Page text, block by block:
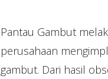
Pantau Gambut
perusahaan
gambut. Dari hasil